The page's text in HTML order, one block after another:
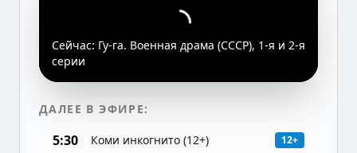
Сейчас: Гу-га. Военная драма (СССР), 1-я и 2-я
серии
ДАЛЕЕ В ЭФИРЕ:
5:30 Коми инкогнито (12+) 12+